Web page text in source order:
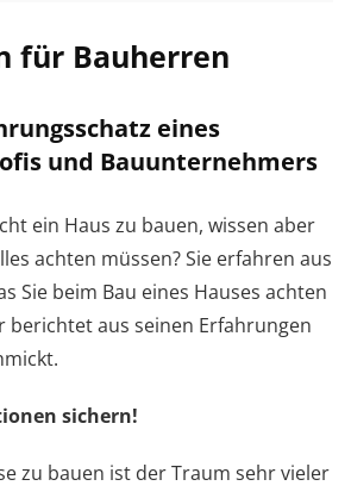
für Bauherren
eines
und Bauunternehmers
ein Haus zu bauen, wissen aber
achten müssen? Sie erfahren aus
Sie beim Bau eines Hauses achten
berichtet aus seinen Erfahrungen
sichern!
zu bauen ist der Traum sehr vieler